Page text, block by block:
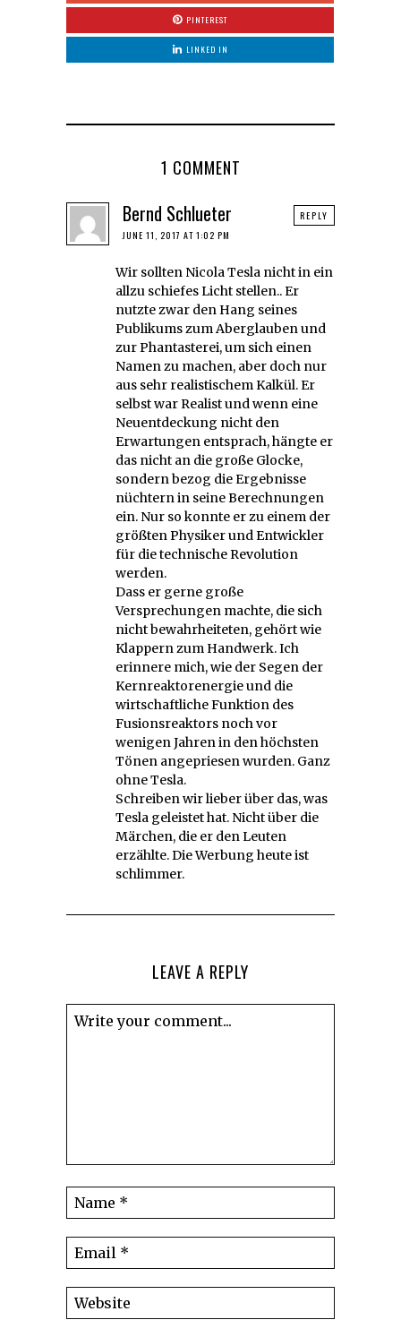
PINTEREST
LINKED IN
1 COMMENT
Bernd Schlueter
JUNE 11, 2017 AT 1:02 PM
Wir sollten Nicola Tesla nicht in ein
allzu schiefes Licht stellen.. Er
nutzte zwar den Hang seines
Publikums zum Aberglauben und
zur Phantasterei, um sich einen
Namen zu machen, aber doch nur
aus sehr realistischem Kalkül. Er
selbst war Realist und wenn eine
Neuentdeckung nicht den
Erwartungen entsprach, hängte er
das nicht an die große Glocke,
sondern bezog die Ergebnisse
nüchtern in seine Berechnungen
ein. Nur so konnte er zu einem der
größten Physiker und Entwickler
für die technische Revolution
werden.
Dass er gerne große
Versprechungen machte, die sich
nicht bewahrheiteten, gehört wie
Klappern zum Handwerk. Ich
erinnere mich, wie der Segen der
Kernreaktorenergie und die
wirtschaftliche Funktion des
Fusionsreaktors noch vor
wenigen Jahren in den höchsten
Tönen angepriesen wurden. Ganz
ohne Tesla.
Schreiben wir lieber über das, was
Tesla geleistet hat. Nicht über die
Märchen, die er den Leuten
erzählte. Die Werbung heute ist
schlimmer.
REPLY
LEAVE A REPLY